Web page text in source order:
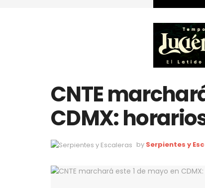
CNTE
CDMX:
by Serpientes y